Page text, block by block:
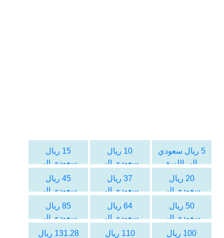
5 ريال سعودي
الى الليرة
السورية
10 ريال
سعودي الى
الليرة السورية
15 ريال
سعودي الى
الليرة السورية
20 ريال
سعودي الى
الليرة السورية
37 ريال
سعودي الى
الليرة السورية
45 ريال
سعودي الى
الليرة السورية
50 ريال
سعودي الى
الليرة السورية
64 ريال
سعودي الى
الليرة السورية
85 ريال
سعودي الى
الليرة السورية
100 ريال
110 ريال
131.28 ريال